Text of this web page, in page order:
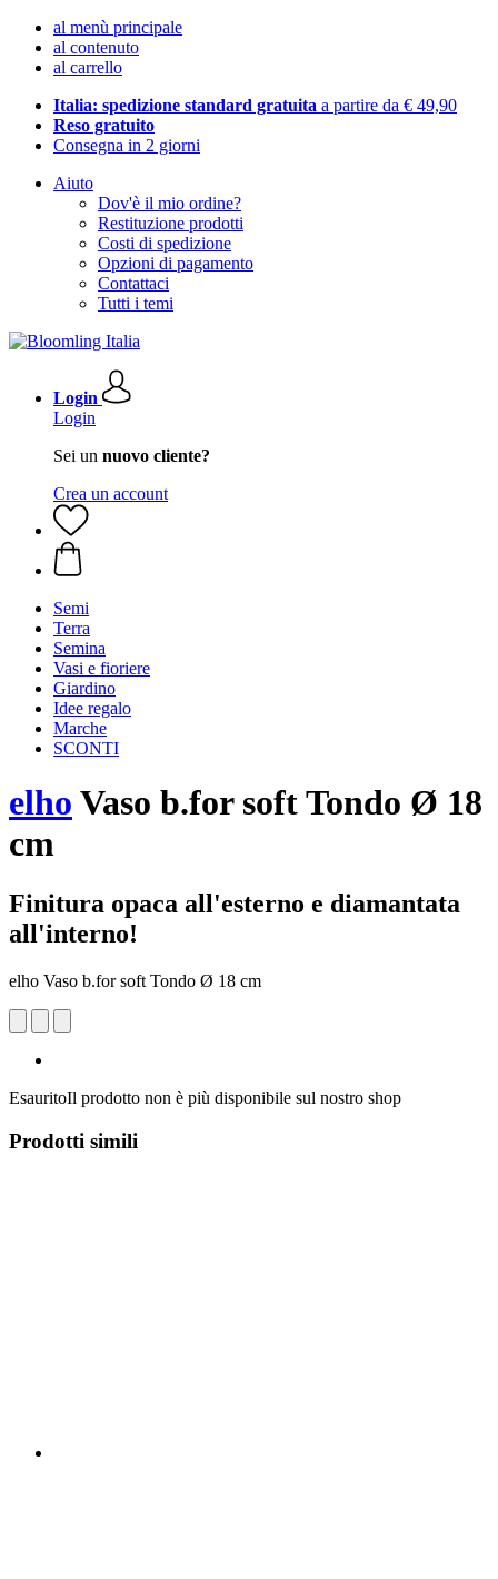
al menù principale
al contenuto
al carrello
Italia: spedizione standard gratuita a partire da € 49,90
Reso gratuito
Consegna in 2 giorni
Aiuto
Dov'è il mio ordine?
Restituzione prodotti
Costi di spedizione
Opzioni di pagamento
Contattaci
Tutti i temi
Login
Login
Sei un nuovo cliente?
Crea un account
Semi
Terra
Semina
Vasi e fioriere
Giardino
Idee regalo
Marche
SCONTI
elho Vaso b.for soft Tondo Ø 18
cm
Finitura opaca all'esterno e diamantata
all'interno!
elho Vaso b.for soft Tondo Ø 18 cm
EsauritoIl prodotto non è più disponibile sul nostro shop
Prodotti simili